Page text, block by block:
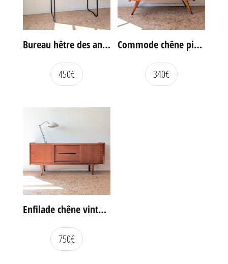
Bureau hêtre des années 60
450€
Commode chêne pieds compas vintage
340€
Enfilade chêne vintage portes coulissantes
750€